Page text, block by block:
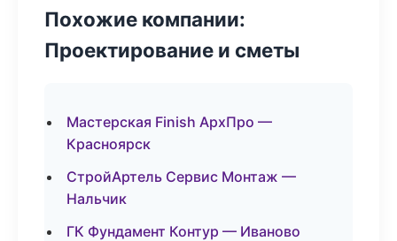
Похожие компании:
Проектирование и сметы
Мастерская Finish АрхПро —
Красноярск
СтройАртель Сервис Монтаж —
Нальчик
ГК Фундамент Контур — Иваново